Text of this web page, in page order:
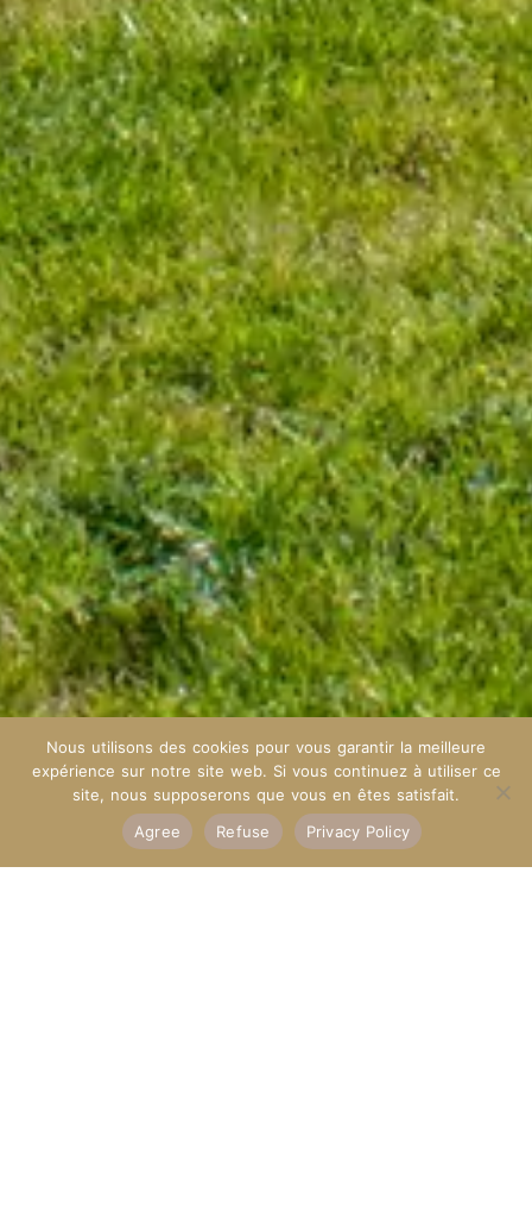
Nous utilisons des cookies pour vous garantir la meilleure
expérience sur notre site web. Si vous continuez à utiliser ce
site, nous supposerons que vous en êtes satisfait.
Agree
Refuse Privacy Policy